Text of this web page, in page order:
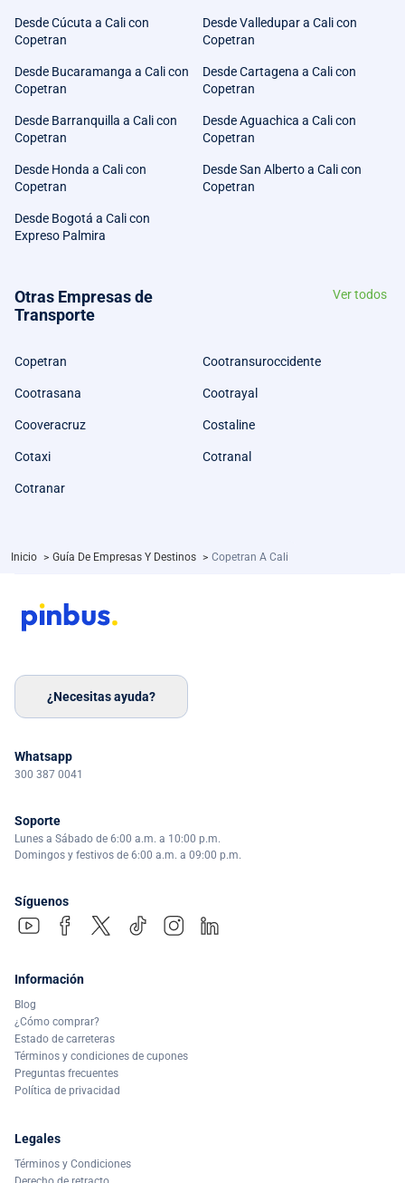
Desde Cúcuta a Cali con
Copetran
Desde Valledupar a Cali con
Copetran
Desde Bucaramanga a Cali con
Copetran
Desde Cartagena a Cali con
Copetran
Desde Barranquilla a Cali con
Copetran
Desde Aguachica a Cali con
Copetran
Desde Honda a Cali con
Copetran
Desde San Alberto a Cali con
Copetran
Desde Bogotá a Cali con
Expreso Palmira
Otras Empresas de
Transporte
Ver todos
Copetran Cootransuroccidente
Cootrasana Cootrayal
Cooveracruz Costaline
Cotaxi Cotranal
Cotranar
Inicio > Guía De Empresas Y Destinos > Copetran A Cali
¿Necesitas ayuda?
Whatsapp
300 387 0041
Soporte
Lunes a Sábado de 6:00 a.m. a 10:00 p.m.
Domingos y festivos de 6:00 a.m. a 09:00 p.m.
Síguenos
Información
Blog
¿Cómo comprar?
Estado de carreteras
Términos y condiciones de cupones
Preguntas frecuentes
Política de privacidad
Legales
Términos y Condiciones